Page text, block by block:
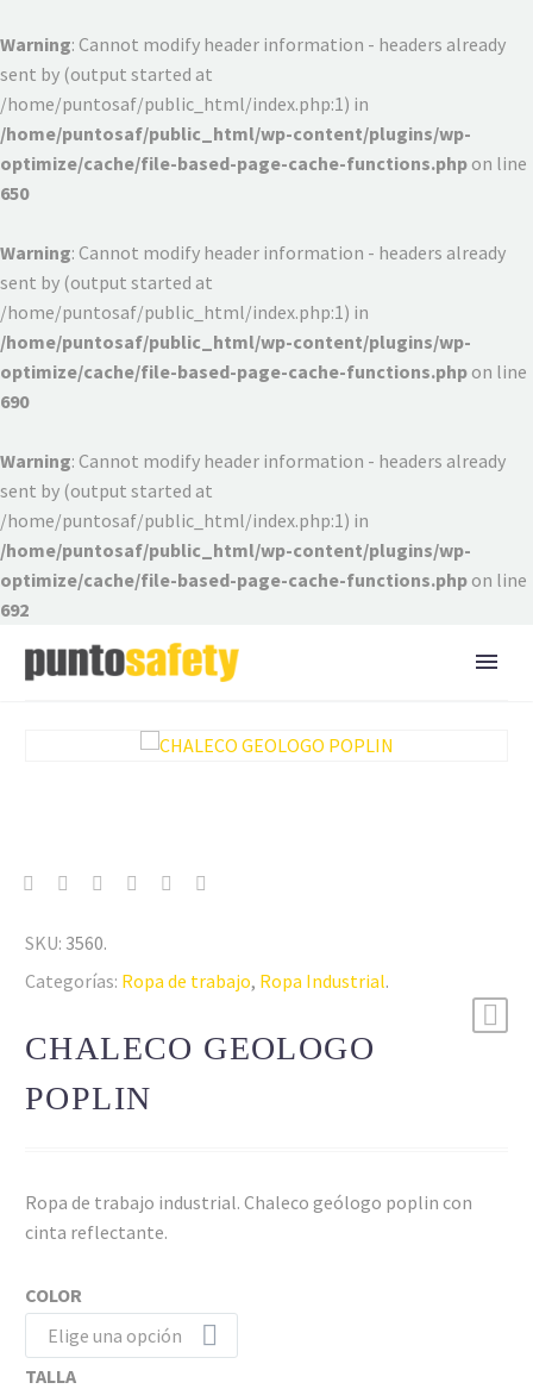
Warning: Cannot modify header information - headers already
sent by (output started at
/home/puntosaf/public_html/index.php:1) in
/home/puntosaf/public_html/wp-content/plugins/wp-
optimize/cache/file-based-page-cache-functions.php on line
650
Warning: Cannot modify header information - headers already
sent by (output started at
/home/puntosaf/public_html/index.php:1) in
/home/puntosaf/public_html/wp-content/plugins/wp-
optimize/cache/file-based-page-cache-functions.php on line
690
Warning: Cannot modify header information - headers already
sent by (output started at
/home/puntosaf/public_html/index.php:1) in
/home/puntosaf/public_html/wp-content/plugins/wp-
optimize/cache/file-based-page-cache-functions.php on line
692
SKU: 3560.
Categorías: Ropa de trabajo, Ropa Industrial.
CHALECO GEOLOGO
POPLIN
Ropa de trabajo industrial. Chaleco geólogo poplin con
cinta reflectante.
COLOR
Elige una opción
TALLA